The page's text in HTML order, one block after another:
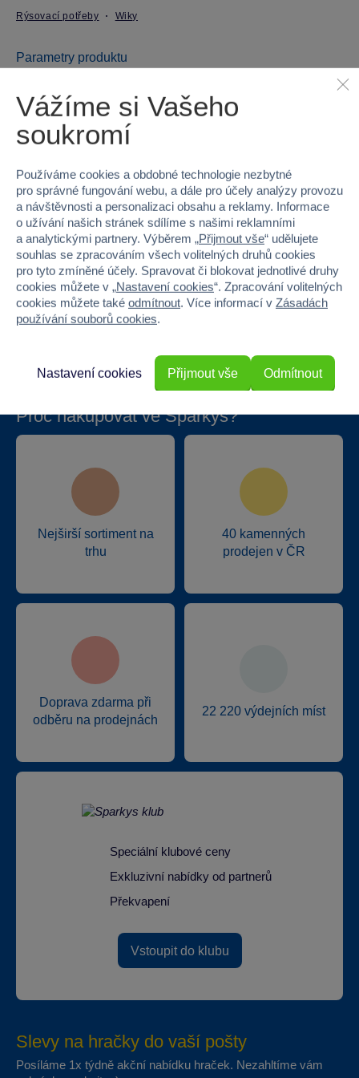
Rýsovací potřeby Wiky
Parametry produktu
EAN 8590331249343
Kód produktu
Značka Wiky
Licence TOTO
Věk od 3
Pohlaví HOLKA, KLUK
Hmotnost v gramech
Proč nakupovat ve Sparkys?
Nejširší sortiment na
trhu
40 kamenných
prodejen v ČR
Doprava zdarma při
odběru na prodejnách
22 220 výdejních míst
Speciální klubové ceny
Exkluzivní nabídky od partnerů
Překvapení
Vstoupit do klubu
Slevy na hračky do vaší pošty
Posíláme 1x týdně akční nabídku hraček. Nezahltíme vám
Vážíme si Vašeho
soukromí
Používáme cookies a obdobné technologie nezbytné
pro správné fungování webu, a dále pro účely analýzy provozu
a návštěvnosti a personalizaci obsahu a reklamy. Informace
o užívání našich stránek sdílíme s našimi reklamními
a analytickými partnery. Výběrem „Přijmout vše“ udělujete
souhlas se zpracováním všech volitelných druhů cookies
pro tyto zmíněné účely. Spravovat či blokovat jednotlivé druhy
cookies můžete v „Nastavení cookies“. Zpracování volitelných
cookies můžete také odmítnout. Více informací v Zásadách
používání souborů cookies.
Odmítnout
Nastavení cookies Přijmout vše